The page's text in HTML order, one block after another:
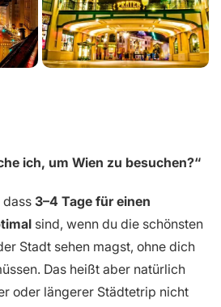
ich, um Wien zu besuchen?“
dass 3–4 Tage für einen
sind, wenn du die schönsten
Stadt sehen magst, ohne dich
Das heißt aber natürlich
oder längerer Städtetrip nicht